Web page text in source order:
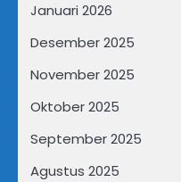
Januari 2026
Desember 2025
November 2025
Oktober 2025
September 2025
Agustus 2025